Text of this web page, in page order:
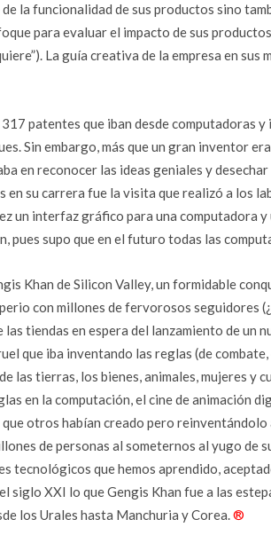
la funcionalidad de sus productos sino
para evaluar el impacto de sus
La guía creativa de la empresa en
patentes que iban desde computadoras
Sin embargo, más que un gran inventor
en reconocer las ideas geniales y
en su carrera fue la visita que realizó a los
un interfaz gráfico para una computadora
pues supo que en el futuro todas las
Khan de Silicon Valley, un formidable
con millones de fervorosos seguidores
las tiendas en espera del lanzamiento de un
que iba inventando las reglas (de
las tierras, los bienes, animales, mujeres y
en la computación, el cine de animación
otros habían creado pero
de personas al someternos al yugo de
tecnológicos que hemos aprendido,
siglo XXI lo que Gengis Khan fue a las
los Urales hasta Manchuria y Corea.®